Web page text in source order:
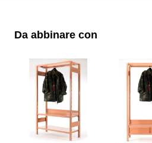
Da abbinare con
È possibile navigare tra gli
Premere per saltare il carosello